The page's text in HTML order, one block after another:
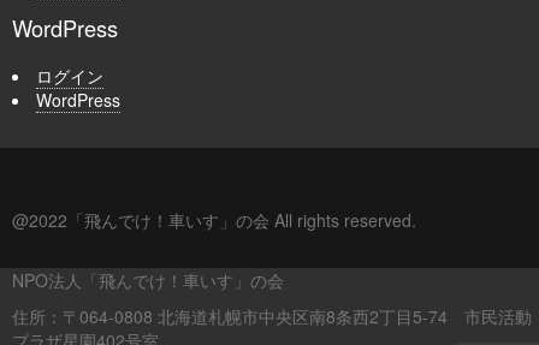
WordPress
ログイン
WordPress
@2022「飛んでけ！車いす」の会 All rights reserved.
NPO法人「飛んでけ！車いす」の会
住所：〒064-0808 北海道札幌市中央区南8条西2丁目5-74 市民活動
プラザ星園402号室